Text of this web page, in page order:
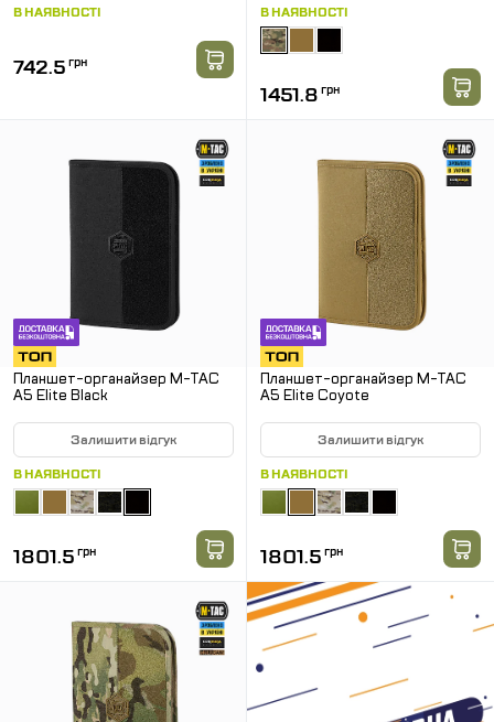
В НАЯВНОСТІ
742.5 грн
В НАЯВНОСТІ
1451.8 грн
Планшет-органайзер M-TAC
А5 Elite Black
Залишити відгук
В НАЯВНОСТІ
1801.5 грн
Планшет-органайзер M-TAC
А5 Elite Coyote
Залишити відгук
В НАЯВНОСТІ
1801.5 грн